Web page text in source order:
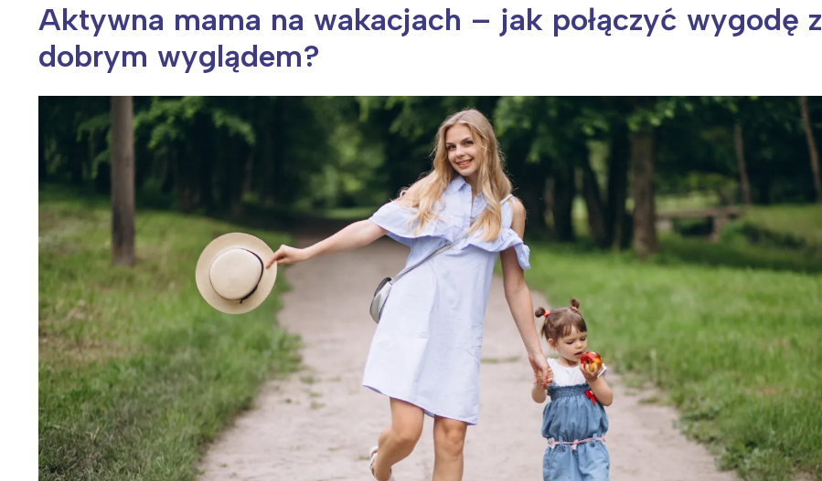
Wiosenny koncert ptaków na płocie Kwitnąca wiśnia i jej płatki Pszczoła i kwitnący ul
Aktywna mama na wakacjach – jak połączyć wygodę z
dobrym wyglądem?